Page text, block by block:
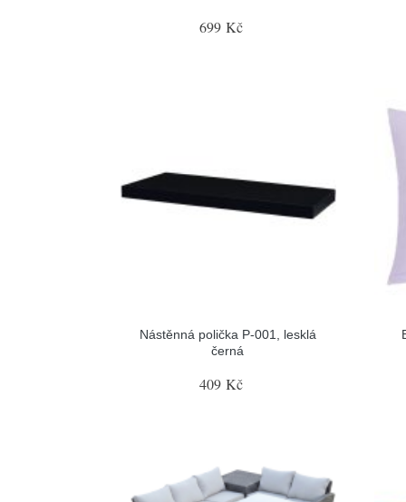
699 Kč
Nástěnná polička P-001, lesklá
černá
409 Kč